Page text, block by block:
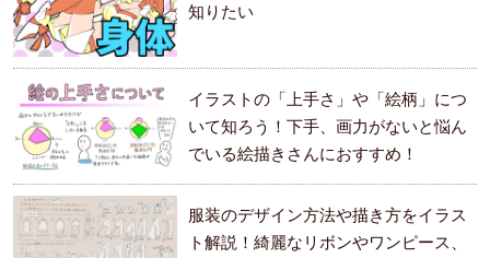
知りたい
イラストの「上手さ」や「絵柄」につ
いて知ろう！下手、画力がないと悩ん
でいる絵描きさんにおすすめ！
服装のデザイン方法や描き方をイラス
ト解説！綺麗なリボンやワンピース、